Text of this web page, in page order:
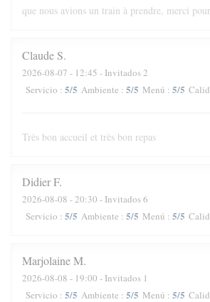
que nous avions un train à prendre, merci
Claude S
2026-08-07 - 12:45 - Invitados 2
Servicio : 5/5 Ambiente : 5/5 Menú : 5/5
Très bon accueil et très bon repas
DidierF
2026-08-08 - 20:30 - Invitados 6
Servicio : 5/5 Ambiente : 5/5 Menú : 5/5
MarjolaineM
2026-08-08 - 19:00 - Invitados 1
Servicio : 5/5 Ambiente : 5/5 Menú : 5/5